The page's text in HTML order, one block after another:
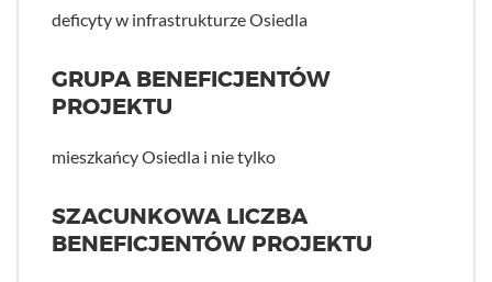
deficyty w infrastrukturze Osiedla
GRUPA BENEFICJENTÓW
PROJEKTU
mieszkańcy Osiedla i nie tylko
SZACUNKOWA LICZBA
BENEFICJENTÓW PROJEKTU